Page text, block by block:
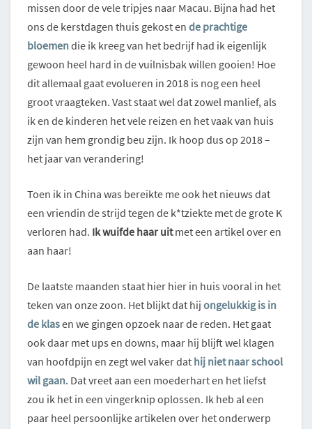
missen door de vele tripjes naar Macau. Bijna had het
ons de kerstdagen thuis gekost en de prachtige
bloemendie ik kreeg van het bedrijf had ik eigenlijk
gewoon heel hard in de vuilnisbak willen gooien! Hoe
dit allemaal gaat evolueren in 2018 is nog een heel
groot vraagteken. Vast staat wel dat zowel manlief, als
ik en de kinderen het vele reizen en het vaak van huis
zijn van hem grondig beu zijn. Ik hoop dus op 2018 –
het jaar van verandering!
Toen ik in China was bereikte me ook het nieuws dat
een vriendin de strijd tegen de k*tziekte met de grote K
verloren had. Ik wuifde haar uitmet een artikel over en
aan haar!
De laatste maanden staat hier hier in huis vooral in het
teken van onze zoon. Het blijkt dat hij ongelukkig is in
de klasen we gingen opzoek naar de reden. Het gaat
ook daar met ups en downs, maar hij blijft wel klagen
van hoofdpijn en zegt wel vaker dat hij niet naar school
wil gaan. Dat vreet aan een moederhart en het liefst
zou ik het in een vingerknip oplossen. Ik heb al een
paar heel persoonlijke artikelen over het onderwerp